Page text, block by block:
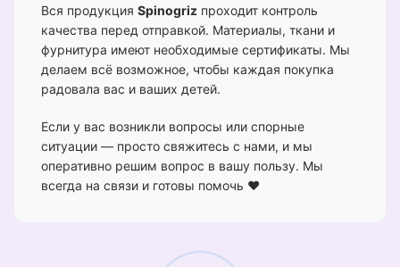
Вся продукция Spinogriz проходит контроль
качества перед отправкой. Материалы, ткани и
фурнитура имеют необходимые сертификаты. Мы
делаем всё возможное, чтобы каждая покупка
радовала вас и ваших детей.
Если у вас возникли вопросы или спорные
ситуации — просто свяжитесь с нами, и мы
оперативно решим вопрос в вашу пользу. Мы
всегда на связи и готовы помочь ❤️